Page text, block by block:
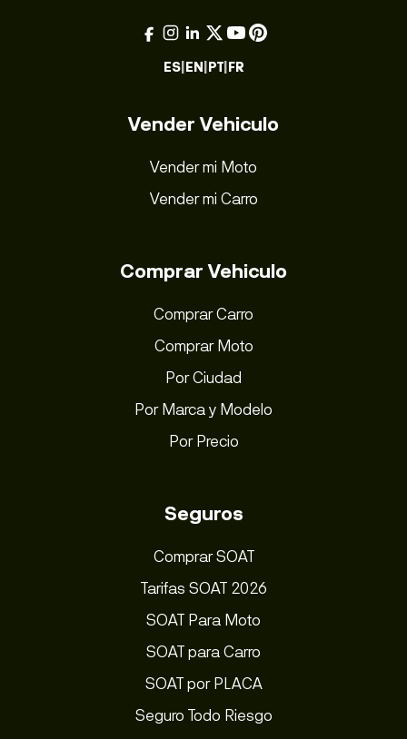
ES|EN|PT|FR
Vender Vehiculo
Vender mi Moto
Vender mi Carro
Comprar Vehiculo
Comprar Carro
Comprar Moto
Por Ciudad
Por Marca y Modelo
Por Precio
Seguros
Comprar SOAT
Tarifas SOAT 2026
SOAT Para Moto
SOAT para Carro
SOAT por PLACA
Seguro Todo Riesgo